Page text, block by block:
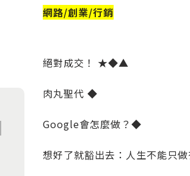
網路/創業/行銷
絕對成交！ ★◆▲
肉丸聖代 ◆
Google會怎麼做？◆
想好了就豁出去：人生不能只